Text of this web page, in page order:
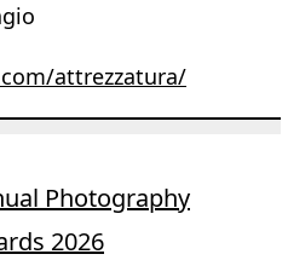
attrezzatura/
Photography
2026